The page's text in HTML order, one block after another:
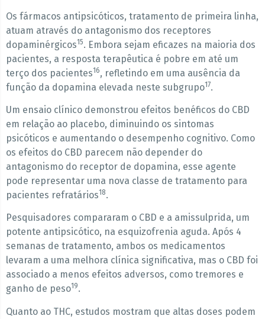
Os fármacos antipsicóticos, tratamento de primeira linha,
atuam através do antagonismo dos receptores
dopaminérgicos15. Embora sejam eficazes na maioria dos
pacientes, a resposta terapêutica é pobre em até um
terço dos pacientes16, refletindo em uma ausência da
função da dopamina elevada neste subgrupo17.
Um ensaio clínico demonstrou efeitos benéficos do CBD
em relação ao placebo, diminuindo os sintomas
psicóticos e aumentando o desempenho cognitivo. Como
os efeitos do CBD parecem não depender do
antagonismo do receptor de dopamina, esse agente
pode representar uma nova classe de tratamento para
pacientes refratários18.
Pesquisadores compararam o CBD e a amissulprida, um
potente antipsicótico, na esquizofrenia aguda. Após 4
semanas de tratamento, ambos os medicamentos
levaram a uma melhora clínica significativa, mas o CBD foi
associado a menos efeitos adversos, como tremores e
ganho de peso19.
Quanto ao THC, estudos mostram que altas doses podem